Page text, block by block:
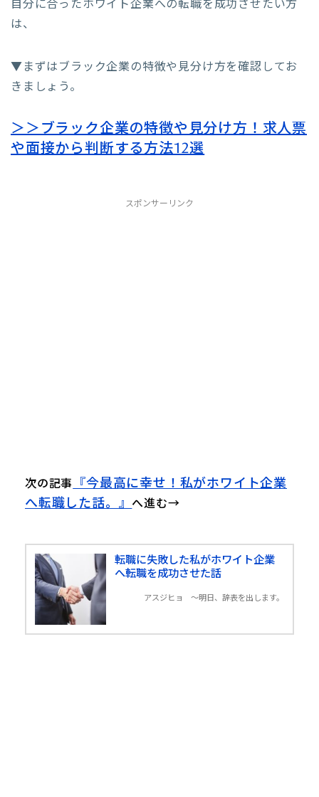
自分に合ったホワイト企業への転職を成功させたい方
は、
▼まずはブラック企業の特徴や見分け方を確認してお
きましょう。
＞＞ブラック企業の特徴や見分け方！求人票
や面接から判断する方法12選
スポンサーリンク
次の記事『今最高に幸せ！私がホワイト企業
へ転職した話。』へ進む→
転職に失敗した私がホワイト企業
へ転職を成功させた話
アスジヒョ 〜明日、辞表を出します。